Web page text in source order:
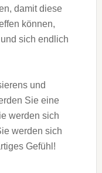
damit diese
können,
sich endlich
und
Sie eine
werden sich
werden sich
Gefühl!